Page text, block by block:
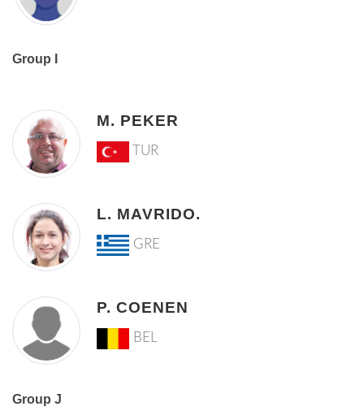
Group I
M. PEKER
TUR
L. MAVRIDO.
GRE
P. COENEN
BEL
Group J